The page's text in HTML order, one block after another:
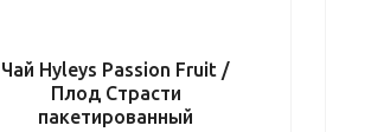
Чай Hyleys Passion Fruit /
Плод Страсти
пакетированный